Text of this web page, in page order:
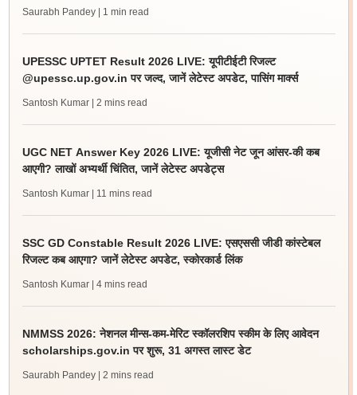
Saurabh Pandey | 1 min read
UPESSC UPTET Result 2026 LIVE: यूपीटीईटी रिजल्ट
@upessc.up.gov.in पर जल्द, जानें लेटेस्ट अपडेट, पासिंग मार्क्स
Santosh Kumar | 2 mins read
UGC NET Answer Key 2026 LIVE: यूजीसी नेट जून आंसर-की कब
आएगी? लाखों अभ्यर्थी चिंतित, जानें लेटेस्ट अपडेट्स
Santosh Kumar | 11 mins read
SSC GD Constable Result 2026 LIVE: एसएससी जीडी कांस्टेबल
रिजल्ट कब आएगा? जानें लेटेस्ट अपडेट, स्कोरकार्ड लिंक
Santosh Kumar | 4 mins read
NMMSS 2026: नेशनल मीन्स-कम-मेरिट स्कॉलरशिप स्कीम के लिए आवेदन
scholarships.gov.in पर शुरू, 31 अगस्त लास्ट डेट
Saurabh Pandey | 2 mins read